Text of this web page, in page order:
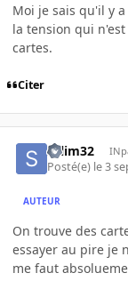
Moi je sais qu'il y
la tension qui
cartes.
Citer
salim32
Posté(e) le 3
AUTEUR
On trouve des
essayer au pire je
me faut